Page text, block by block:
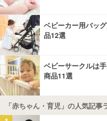
ベビーカー用バッ
品12選
ベビーサークルは
商品11選
「赤ちゃん・育児」の人気記事